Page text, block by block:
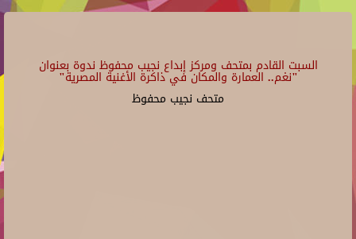
السبت القادم بمتحف ومركز إبداع نجيب محفوظ ندوة بعنوان
"نغم.. العمارة والمكان في ذاكرة الأغنية المصرية"
متحف نجيب محفوظ